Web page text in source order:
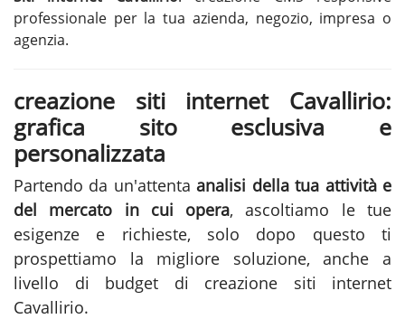
professionale per la tua azienda, negozio, impresa o
agenzia.
creazione siti internet Cavallirio:
grafica sito esclusiva e
personalizzata
Partendo da un'attentaanalisi della tua attività e
del mercato in cui opera, ascoltiamo le tue
esigenze e richieste, solo dopo questo ti
prospettiamo la migliore soluzione, anche a
livello di budget di creazione siti internet
Cavallirio.